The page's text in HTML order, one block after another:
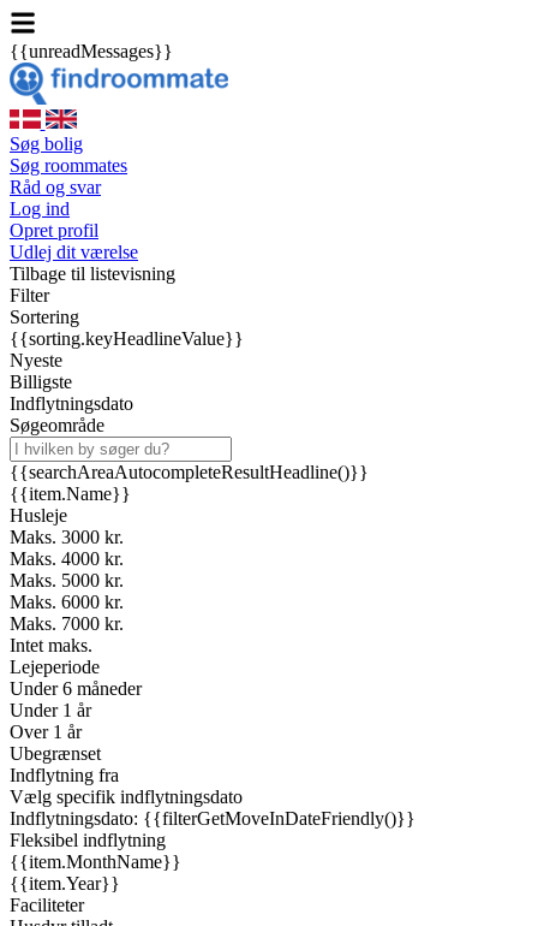
{{unreadMessages}}
Søg bolig
Søg roommates
Råd og svar
Log ind
Opret profil
Udlej dit værelse
Tilbage til listevisning
Filter
Sortering
{{sorting.keyHeadlineValue}}
Nyeste
Billigste
Indflytningsdato
Søgeområde
{{searchAreaAutocompleteResultHeadline()}}
{{item.Name}}
Husleje
Maks. 3000 kr.
Maks. 4000 kr.
Maks. 5000 kr.
Maks. 6000 kr.
Maks. 7000 kr.
Intet maks.
Lejeperiode
Under 6 måneder
Under 1 år
Over 1 år
Ubegrænset
Indflytning fra
Vælg specifik indflytningsdato
Indflytningsdato: {{filterGetMoveInDateFriendly()}}
Fleksibel indflytning
{{item.MonthName}}
{{item.Year}}
Faciliteter